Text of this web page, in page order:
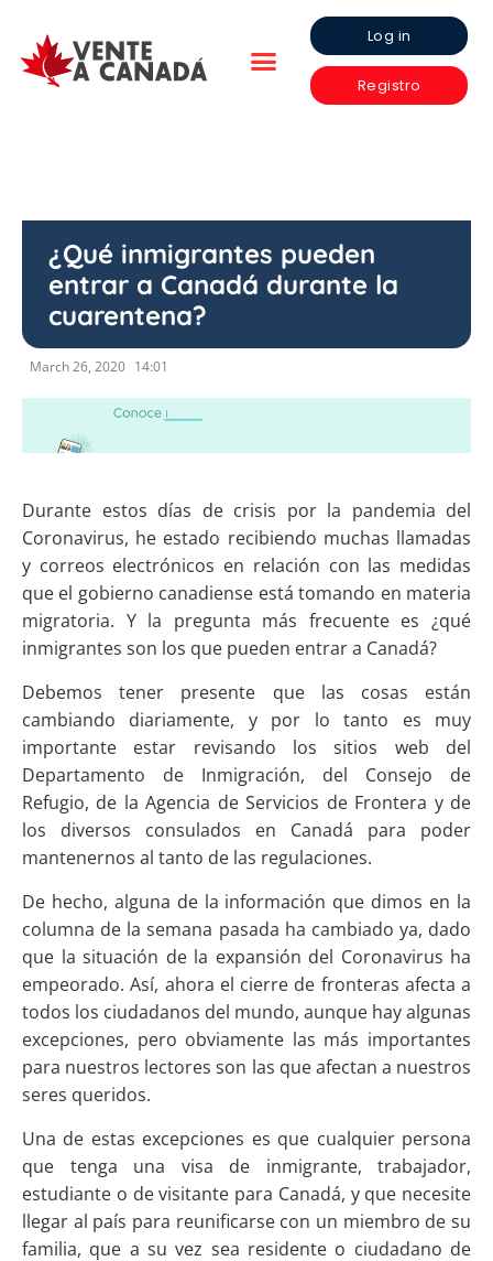
Log in
Registro
¿Qué inmigrantes pueden
entrar a Canadá durante la
cuarentena?
March 26, 2020 14:01
Durante estos días de crisis por la pandemia del
Coronavirus, he estado recibiendo muchas llamadas
y correos electrónicos en relación con las medidas
que el gobierno canadiense está tomando en materia
migratoria. Y la pregunta más frecuente es ¿qué
inmigrantes son los que pueden entrar a Canadá?
Debemos tener presente que las cosas están
cambiando diariamente, y por lo tanto es muy
importante estar revisando los sitios web del
Departamento de Inmigración, del Consejo de
Refugio, de la Agencia de Servicios de Frontera y de
los diversos consulados en Canadá para poder
mantenernos al tanto de las regulaciones.
De hecho, alguna de la información que dimos en la
columna de la semana pasada ha cambiado ya, dado
que la situación de la expansión del Coronavirus ha
empeorado. Así, ahora el cierre de fronteras afecta a
todos los ciudadanos del mundo, aunque hay algunas
excepciones, pero obviamente las más importantes
para nuestros lectores son las que afectan a nuestros
seres queridos.
Una de estas excepciones es que cualquier persona
que tenga una visa de inmigrante, trabajador,
estudiante o de visitante para Canadá, y que necesite
llegar al país para reunificarse con un miembro de su
familia, que a su vez sea residente o ciudadano de